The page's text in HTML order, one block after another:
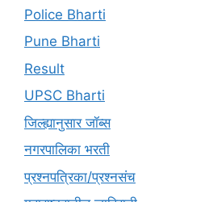
Police Bharti
Pune Bharti
Result
UPSC Bharti
जिल्ह्यानुसार जॉब्स
नगरपालिका भरती
प्रश्नपत्रिका/प्रश्नसंच